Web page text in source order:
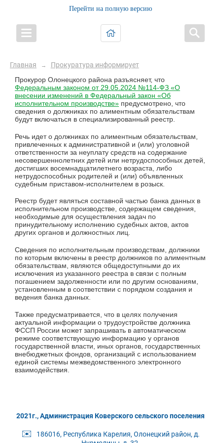
Перейти на полную версию
Главная → Прокуратура информирует
Прокурор Олонецкого района разъясняет, что
Федеральным законом от 29.05.2024 №114-ФЗ «О
внесении изменений в Федеральный закон «Об
исполнительном производстве» предусмотрено, что
сведения о должниках по алиментным обязательствам
будут включаться в специализированный реестр.
Речь идет о должниках по алиментным обязательствам,
привлеченных к административной и (или) уголовной
ответственности за неуплату средств на содержание
несовершеннолетних детей или нетрудоспособных детей,
достигших восемнадцатилетнего возраста, либо
нетрудоспособных родителей и (или) объявленных
судебным приставом-исполнителем в розыск.
Реестр будет являться составной частью банка данных в
исполнительном производстве, содержащем сведения,
необходимые для осуществления задач по
принудительному исполнению судебных актов, актов
других органов и должностных лиц.
Сведения по исполнительным производствам, должники
по которым включены в реестр должников по алиментным
обязательствам, являются общедоступными до их
исключения из указанного реестра в связи с полным
погашением задолженности или по другим основаниям,
установленным в соответствии с порядком создания и
ведения банка данных.
Также предусматривается, что в целях получения
актуальной информации о трудоустройстве должника
ФССП России может запрашивать в автоматическом
режиме соответствующую информацию у органов
государственной власти, иных органов, государственных
внебюджетных фондов, организаций с использованием
единой системы межведомственного электронного
взаимодействия.
2021г., Администрация Коверского сельского поселения
✉️ 186016, Республика Карелия, Олонецкий район, д.